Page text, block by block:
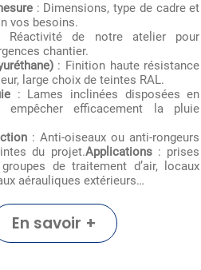
: Dimensions, type de cadre et
vos besoins.
de notre atelier pour
chantier.
: Finition haute résistance
large choix de teintes RAL.
: Lames inclinées disposées en
empêcher efficacement la pluie
: Anti-oiseaux ou anti-rongeurs
du projet.Applications: prises
de traitement d’air, locaux
aérauliques extérieurs…
En savoir +